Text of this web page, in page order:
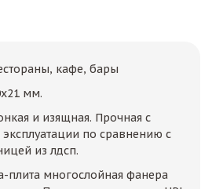
кафе, бары
мм.
и изящная. Прочная с
по сравнению с
из лдсп.
плита многослойная фанера